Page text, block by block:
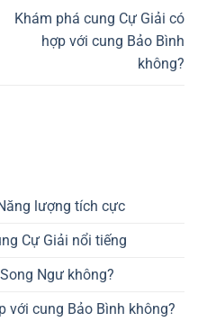
Khám phá cung Cự Giải có
hợp với cung Bảo Bình
không?
lượng tích cực
Cự Giải nổi tiếng
Ngư không?
với cung Bảo Bình không?